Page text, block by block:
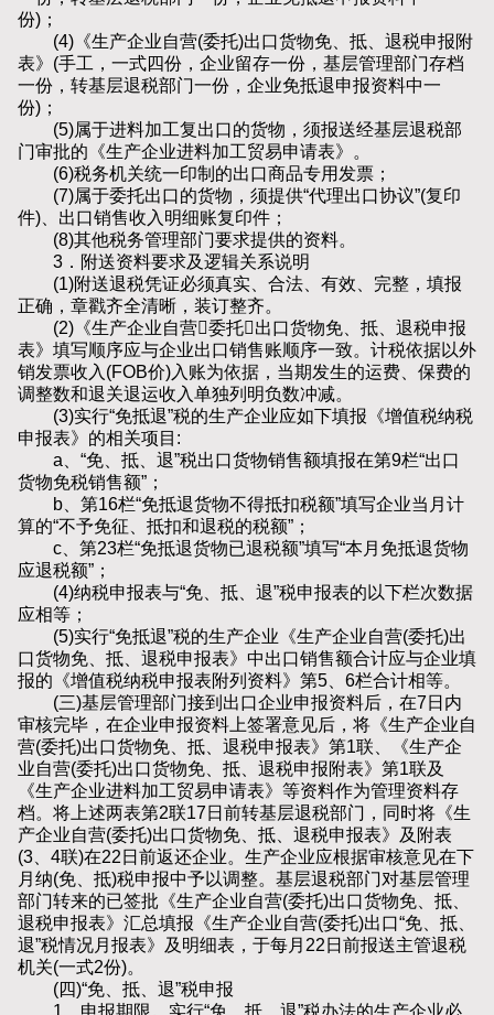
份)；
(4)《生产企业自营(委托)出口货物免、抵、退税申报附
表》(手工，一式四份，企业留存一份，基层管理部门存档
一份，转基层退税部门一份，企业免抵退申报资料中一
份)；
(5)属于进料加工复出口的货物，须报送经基层退税部
门审批的《生产企业进料加工贸易申请表》。
(6)税务机关统一印制的出口商品专用发票；
(7)属于委托出口的货物，须提供“代理出口协议”(复印
件)、出口销售收入明细账复印件；
(8)其他税务管理部门要求提供的资料。
3．附送资料要求及逻辑关系说明
(1)附送退税凭证必须真实、合法、有效、完整，填报
正确，章戳齐全清晰，装订整齐。
(2)《生产企业自营委托出口货物免、抵、退税申报
表》填写顺序应与企业出口销售账顺序一致。计税依据以外
销发票收入(FOB价)入账为依据，当期发生的运费、保费的
调整数和退关退运收入单独列明负数冲减。
(3)实行“免抵退”税的生产企业应如下填报《增值税纳税
申报表》的相关项目:
a、“免、抵、退”税出口货物销售额填报在第9栏“出口
货物免税销售额”；
b、第16栏“免抵退货物不得抵扣税额”填写企业当月计
算的“不予免征、抵扣和退税的税额”；
c、第23栏“免抵退货物已退税额”填写“本月免抵退货物
应退税额”；
(4)纳税申报表与“免、抵、退”税申报表的以下栏次数据
应相等；
(5)实行“免抵退”税的生产企业《生产企业自营(委托)出
口货物免、抵、退税申报表》中出口销售额合计应与企业填
报的《增值税纳税申报表附列资料》第5、6栏合计相等。
(三)基层管理部门接到出口企业申报资料后，在7日内
审核完毕，在企业申报资料上签署意见后，将《生产企业自
营(委托)出口货物免、抵、退税申报表》第1联、《生产企
业自营(委托)出口货物免、抵、退税申报附表》第1联及
《生产企业进料加工贸易申请表》等资料作为管理资料存
档。将上述两表第2联17日前转基层退税部门，同时将《生
产企业自营(委托)出口货物免、抵、退税申报表》及附表
(3、4联)在22日前返还企业。生产企业应根据审核意见在下
月纳(免、抵)税申报中予以调整。基层退税部门对基层管理
部门转来的已签批《生产企业自营(委托)出口货物免、抵、
退税申报表》汇总填报《生产企业自营(委托)出口“免、抵、
退”税情况月报表》及明细表，于每月22日前报送主管退税
机关(一式2份)。
(四)“免、抵、退”税申报